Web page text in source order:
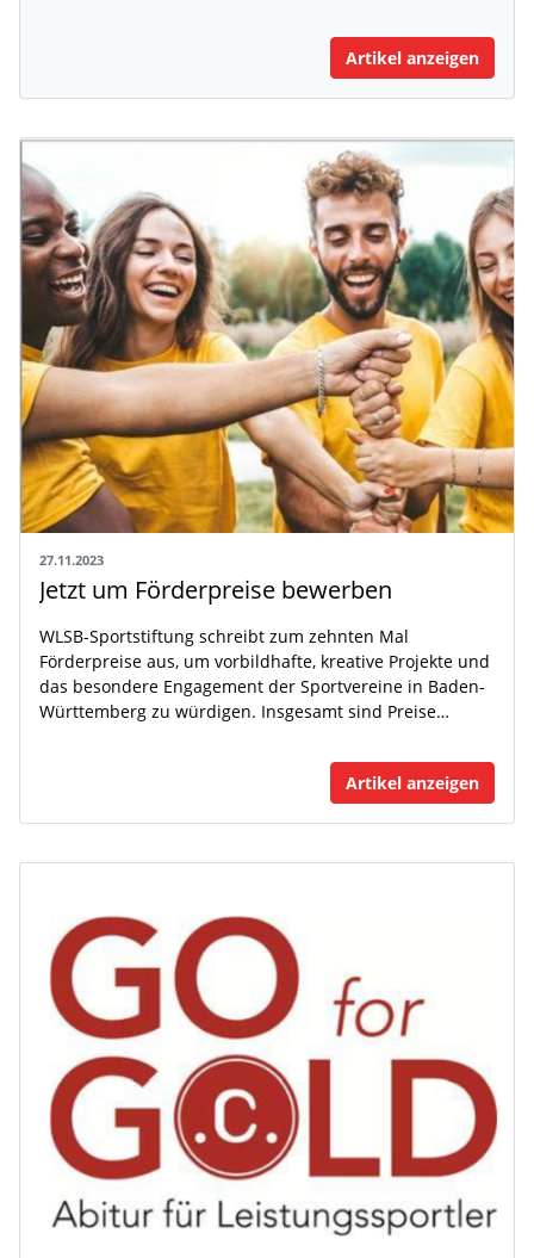
Artikel anzeigen
27.11.2023
Jetzt um Förderpreise bewerben
WLSB-Sportstiftung schreibt zum zehnten Mal
Förderpreise aus, um vorbildhafte, kreative Projekte und
das besondere Engagement der Sportvereine in Baden-
Württemberg zu würdigen. Insgesamt sind Preise…
Artikel anzeigen